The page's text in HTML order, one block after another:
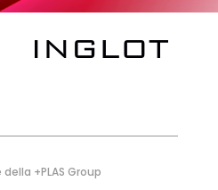
+PLAS Group